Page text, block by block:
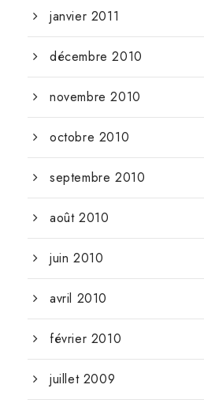
janvier 2011
décembre 2010
novembre 2010
octobre 2010
septembre 2010
août 2010
juin 2010
avril 2010
février 2010
juillet 2009